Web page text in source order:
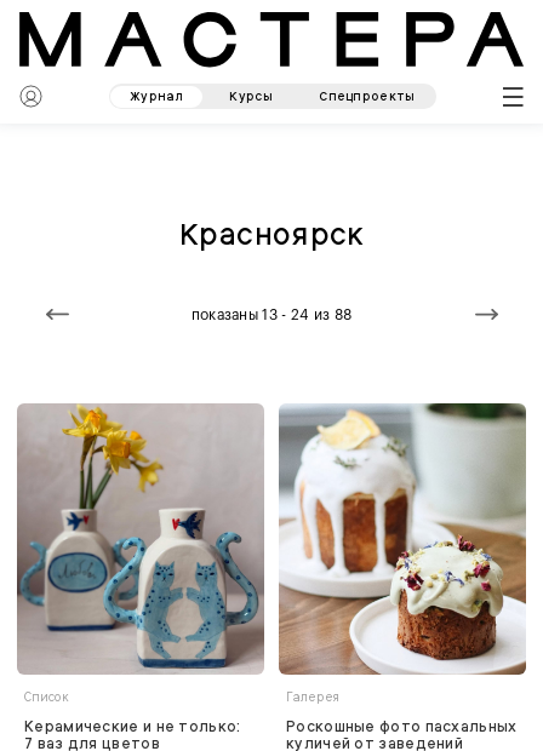
Журнал Курсы Спецпроекты
Красноярск
показаны 13 - 24 из 88
Список
Керамические и не только:
7 ваз для цветов
Галерея
Роскошные фото пасхальных
куличей от заведений